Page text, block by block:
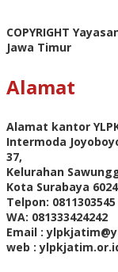
COPYRIGHT
Jawa Timur
Alamat
Alamat kantor
Intermoda
37,
Kelurahan
Kota Surabaya
Telpon: 0811303545
WA: 081333424242
Email :
web :